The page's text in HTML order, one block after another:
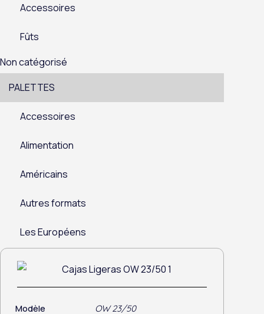
Accessoires
Fûts
Non catégorisé
PALETTES
Accessoires
Alimentation
Américains
Autres formats
Les Européens
Modèle OW 23/50